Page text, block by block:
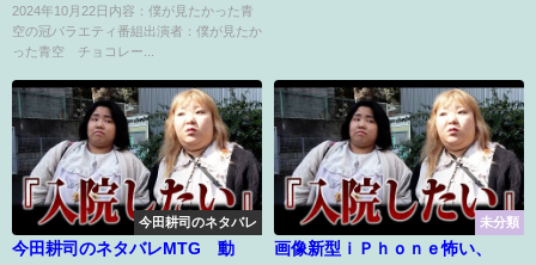
2024年10月22日内容：僕が見たかった青
空の冠バラエティ番組出演者：僕が見たか
った青空 チョコレー...
今田耕司のネタバレ
今田耕司のネタバレMTG 動
未分類
画像新型ｉＰｈｏｎｅ怖い、